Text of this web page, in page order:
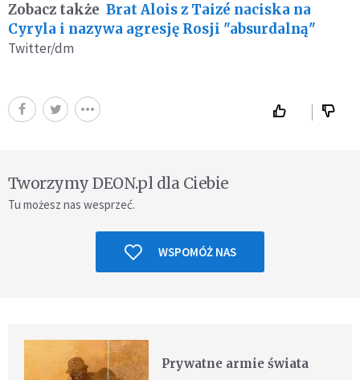
Zobacz także Brat Alois z Taizé naciska na
Cyryla i nazywa agresję Rosji "absurdalną"
Twitter/dm
Tworzymy DEON.pl dla Ciebie
Tu możesz nas wesprzeć.
WSPOMÓŻ NAS
Prywatne armie świata